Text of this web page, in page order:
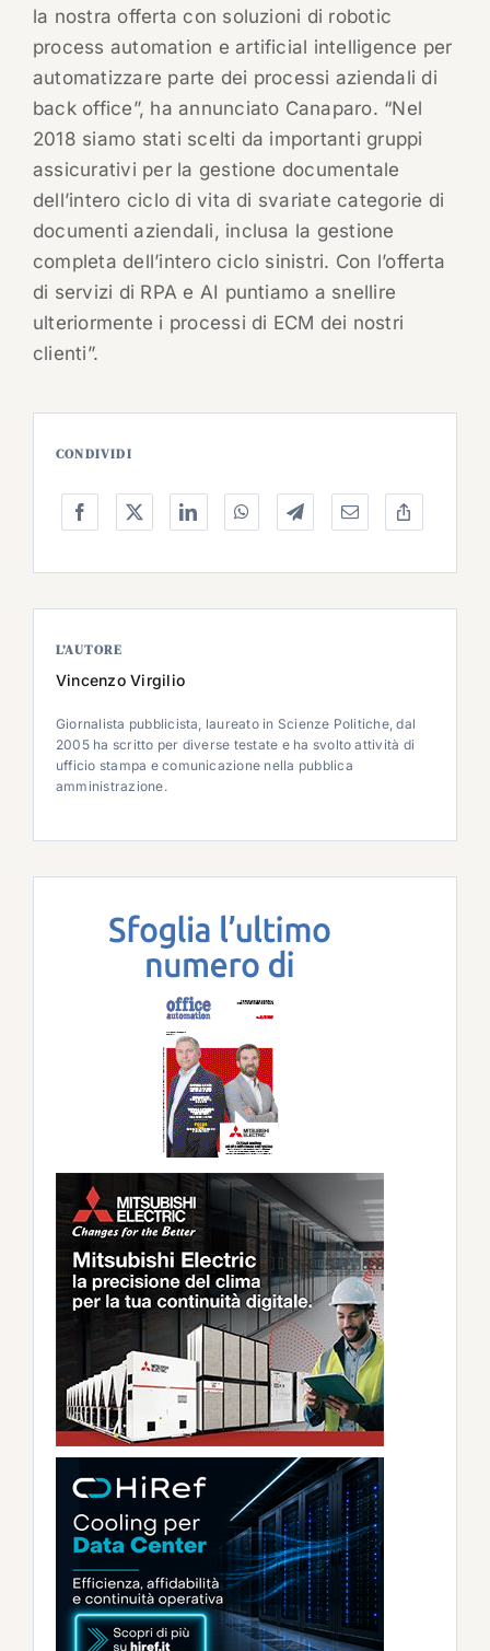
la nostra offerta con soluzioni di robotic
process automation e artificial intelligence per
automatizzare parte dei processi aziendali di
back office”, ha annunciato Canaparo. “Nel
2018 siamo stati scelti da importanti gruppi
assicurativi per la gestione documentale
dell’intero ciclo di vita di svariate categorie di
documenti aziendali, inclusa la gestione
completa dell’intero ciclo sinistri. Con l’offerta
di servizi di RPA e AI puntiamo a snellire
ulteriormente i processi di ECM dei nostri
clienti”.
CONDIVIDI
L’AUTORE
Vincenzo Virgilio
Giornalista pubblicista, laureato in Scienze Politiche, dal
2005 ha scritto per diverse testate e ha svolto attività di
ufficio stampa e comunicazione nella pubblica
amministrazione.